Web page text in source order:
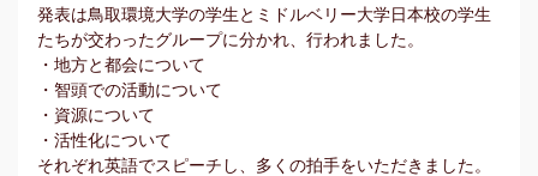
発表は鳥取環境大学の学生とミドルベリー大学日本校の学生
たちが交わったグループに分かれ、行われました。
・地方と都会について
・智頭での活動について
・資源について
・活性化について
それぞれ英語でスピーチし、多くの拍手をいただきました。